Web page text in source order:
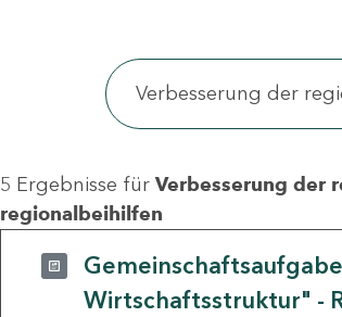
5 Ergebnisse für Verbesserung der
regionalbeihilfen
Wirtschaftsstruktur" -